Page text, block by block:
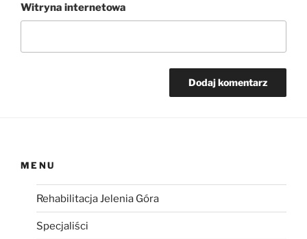
Witryna internetowa
MENU
Rehabilitacja Jelenia Góra
Specjaliści